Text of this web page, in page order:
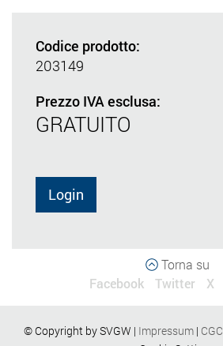
Codice prodotto:
203149
Prezzo IVA esclusa:
GRATUITO
Login
Torna su
Facebook
Twitter X
© Copyright by SVGW | Impressum | CGC